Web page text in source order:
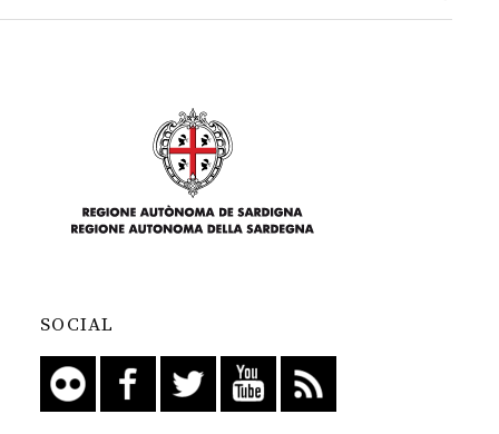
SOCIAL